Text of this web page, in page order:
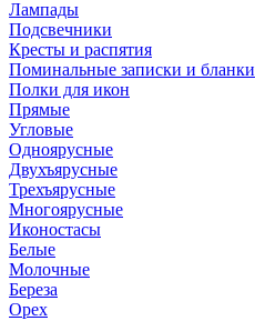
Лампады
Подсвечники
Кресты и распятия
Поминальные записки и бланки
Полки для икон
Прямые
Угловые
Одноярусные
Двухъярусные
Трехъярусные
Многоярусные
Иконостасы
Белые
Молочные
Береза
Орех